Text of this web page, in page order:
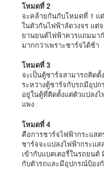
โหมดที่ 2
จะคล้ายกันกับโหมดที่ 1 แ
ในตัวกันไฟฟ้าลัดวงจร แต่
ยานยนต์ไฟฟ้าควรแถมมา
มากกว่าเพราะชาร์จได้ช้า
โหมดที่ 3
จะเป็นตู้ชาร์จสามารถติด
ระหว่างตู้ชาร์จกับรถมีอุป
อยู่ในตู้ที่ติดตั้งแต่ตัวแปลง
แพง
โหมดที่ 4
คือการชาร์จไฟฟ้ากระแส
ชาร์จจะแปลงไฟฟ้ากระแ
เข้ากับแบตเตอรี่ในรถยน
กับตัวรถและมีอุปกรณ์ป้อง